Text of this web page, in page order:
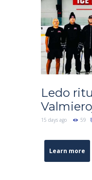
Ledo
15 days ago 59
Learn more